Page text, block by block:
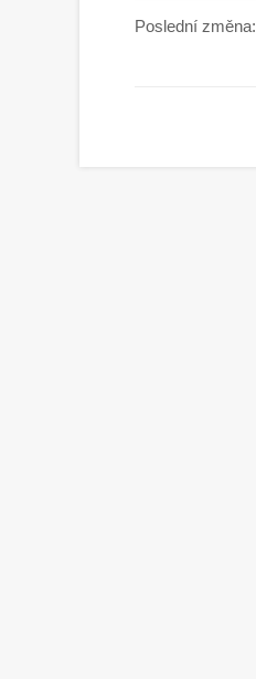
Poslední změna: